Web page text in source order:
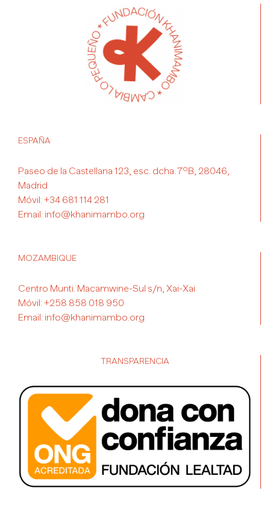
ESPAÑA
Paseo de la Castellana 123, esc. dcha. 7ºB, 28046,
Madrid
Móvil: +34 681 114 281
Email: info@khanimambo.org
MOZAMBIQUE
Centro Munti. Macamwine-Sul s/n, Xai-Xai
Móvil: +258 858 018 950
Email: info@khanimambo.org
TRANSPARENCIA